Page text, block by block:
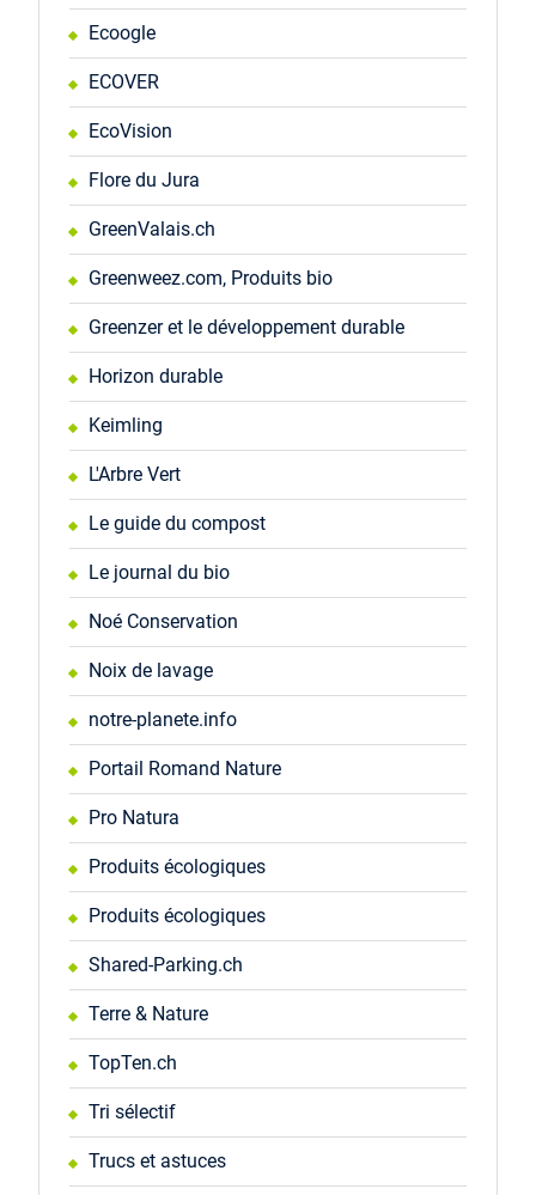
Ecoogle
ECOVER
EcoVision
Flore du Jura
GreenValais.ch
Greenweez.com, Produits bio
Greenzer et le développement durable
Horizon durable
Keimling
L'Arbre Vert
Le guide du compost
Le journal du bio
Noé Conservation
Noix de lavage
notre-planete.info
Portail Romand Nature
Pro Natura
Produits écologiques
Produits écologiques
Shared-Parking.ch
Terre & Nature
TopTen.ch
Tri sélectif
Trucs et astuces